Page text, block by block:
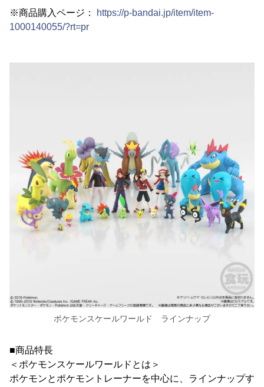
※商品購入ページ：
https://p-bandai.jp/item/item-
1000140055/?rt=pr
ポケモンスケールワールド ラインナップ
■商品特長
＜ポケモンスケールワールドとは＞
ポケモンとポケモントレーナーを中心に、ラインナップす